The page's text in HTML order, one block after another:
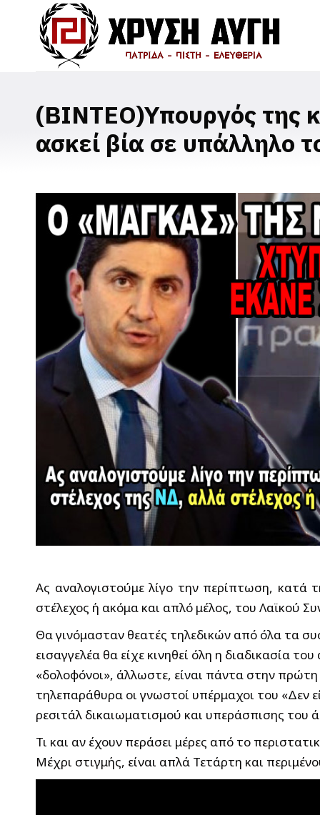
(ΒΙΝΤΕΟ)Υπουργός της
ασκεί βία σε υπάλληλο
Ας αναλογιστούμε λίγο την περίπτωση,
στέλεχος ή ακόμα και απλό μέλος, του Λαϊκού
Θα γινόμασταν θεατές τηλεδικών από όλα τα
εισαγγελέα θα είχε κινηθεί όλη η διαδικασία
«δολοφόνοι», άλλωστε, είναι πάντα στην
τηλεπαράθυρα οι γνωστοί υπέρμαχοι του «Δεν
ρεσιτάλ δικαιωματισμού και υπεράσπισης του
Τι και αν έχουν περάσει μέρες από το
Μέχρι στιγμής, είναι απλά Τετάρτη και